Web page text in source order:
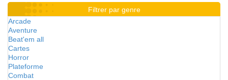
Filtrer par genre
Arcade
Aventure
Beat'em all
Cartes
Horror
Plateforme
Combat